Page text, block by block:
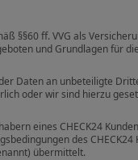
§§60 ff. VVG als
und Grundlagen für
Daten an unbeteiligte
oder wir sind hierzu
eines CHECK24
des
übermittelt.